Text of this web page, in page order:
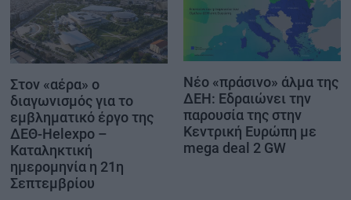
Στον «αέρα» ο
διαγωνισμός για το
εμβληματικό έργο της
ΔΕΘ-Helexpo –
Καταληκτική
ημερομηνία η 21η
Σεπτεμβρίου
Νέο «πράσινο» άλμα της
ΔΕΗ: Εδραιώνει την
παρουσία της στην
Κεντρική Ευρώπη με
mega deal 2 GW